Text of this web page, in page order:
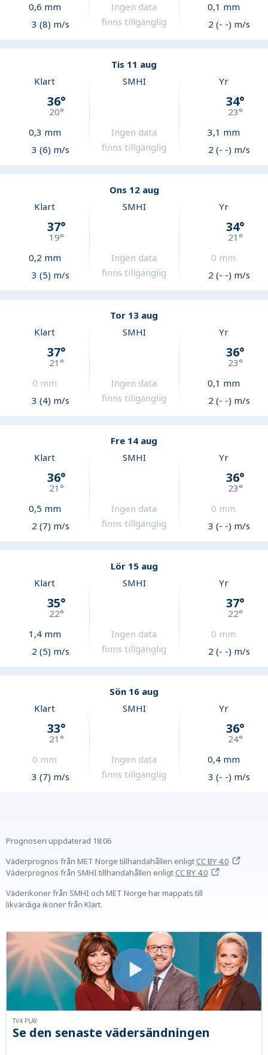
0,6 mm
3 (8) m/s
Ingen data
finns tillgänglig
0,1 mm
2 (- -) m/s
Tis 11 aug
Klart
36°
20°
0,3 mm
3 (6) m/s
SMHI
Ingen data
finns tillgänglig
Yr
34°
23°
3,1 mm
2 (- -) m/s
Ons 12 aug
Klart
37°
19°
0,2 mm
3 (5) m/s
SMHI
Ingen data
finns tillgänglig
Yr
34°
21°
0 mm
2 (- -) m/s
Tor 13 aug
Klart
37°
21°
0 mm
3 (4) m/s
SMHI
Ingen data
finns tillgänglig
Yr
36°
23°
0,1 mm
2 (- -) m/s
Fre 14 aug
Klart
36°
21°
0,5 mm
2 (7) m/s
SMHI
Ingen data
finns tillgänglig
Yr
36°
23°
0 mm
3 (- -) m/s
Lör 15 aug
Klart
35°
22°
1,4mm
2 (5) m/s
SMHI
Ingen data
finns tillgänglig
Yr
37°
22°
0 mm
2 (- -) m/s
Sön 16 aug
Klart
33°
21°
0 mm
3 (7) m/s
SMHI
Ingen data
finns tillgänglig
Yr
36°
24°
0,4mm
3 (- -) m/s
Prognosen uppdaterad 18:06
Väderprognos från MET Norge tillhandahållen enligtCC BY 4.0
Väderprognos från SMHI tillhandahållen enligtCC BY 4.0
Väderikoner från SMHI och MET Norge har mappats till
likvärdiga ikoner från Klart.
Se den senaste vädersändningen
TV4 PLAY